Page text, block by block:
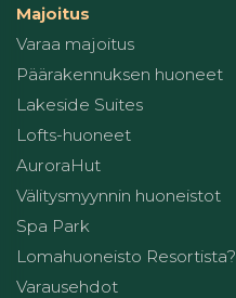
Majoitus
Varaa majoitus
Päärakennuksen huoneet
Lakeside Suites
Lofts-huoneet
AuroraHut
Välitysmyynnin huoneistot
Spa Park
Lomahuoneisto Resortista?
Varausehdot